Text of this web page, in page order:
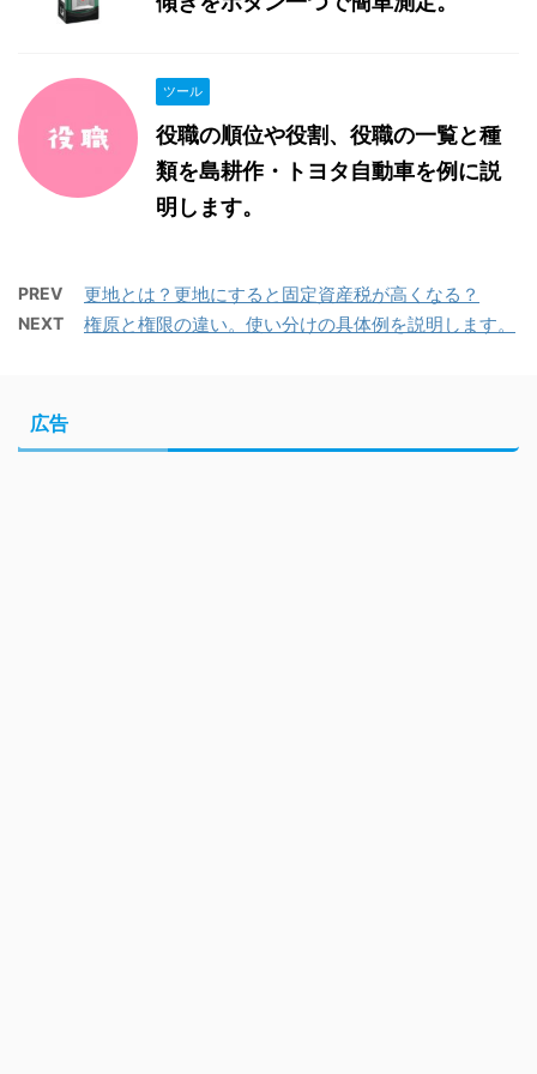
ツール
役職の順位や役割、役職の一覧と種
類を島耕作・トヨタ自動車を例に説
明します。
PREV 更地とは？更地にすると固定資産税が高くなる？
NEXT 権原と権限の違い。使い分けの具体例を説明します。
広告